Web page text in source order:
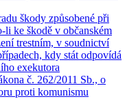
škody způsobené při
li ke škodě v občanském
trestním, v soudnictví
kdy stát odpovídá
exekutora
č. 262/2011 Sb., o
proti komunismu